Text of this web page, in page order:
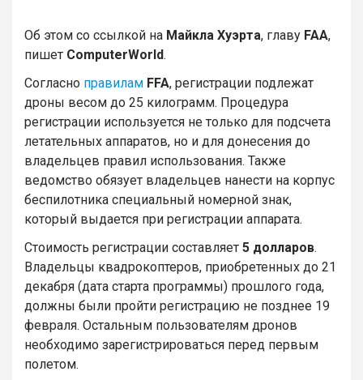
Об этом со ссылкой на Майкла Хуэрта, главу FAA,
пишет ComputerWorld.
Согласно правилам FFA, регистрации подлежат
дроны весом до 25 килограмм. Процедура
регистрации используется не только для подсчета
летательных аппаратов, но и для донесения до
владельцев правил использования. Также
ведомство обязует владельцев нанести на корпус
беспилотника специальный номерной знак,
который выдается при регистрации аппарата.
Стоимость регистрации составляет 5 долларов.
Владельцы квадрокоптеров, приобретенных до 21
декабря (дата старта программы) прошлого года,
должны были пройти регистрацию не позднее 19
февраля. Остальным пользователям дронов
необходимо зарегистрироваться перед первым
полетом.